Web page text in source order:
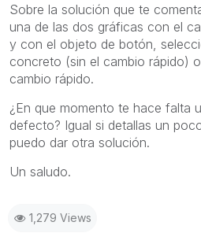
Sobre la solución que te
una de las dos gráficas con el
y con el objeto de botón,
concreto (sin el cambio rápido)
cambio rápido.
¿En que momento te hace falta
defecto? Igual si detallas un
puedo dar otra solución.
Un saludo.
1,279 Views